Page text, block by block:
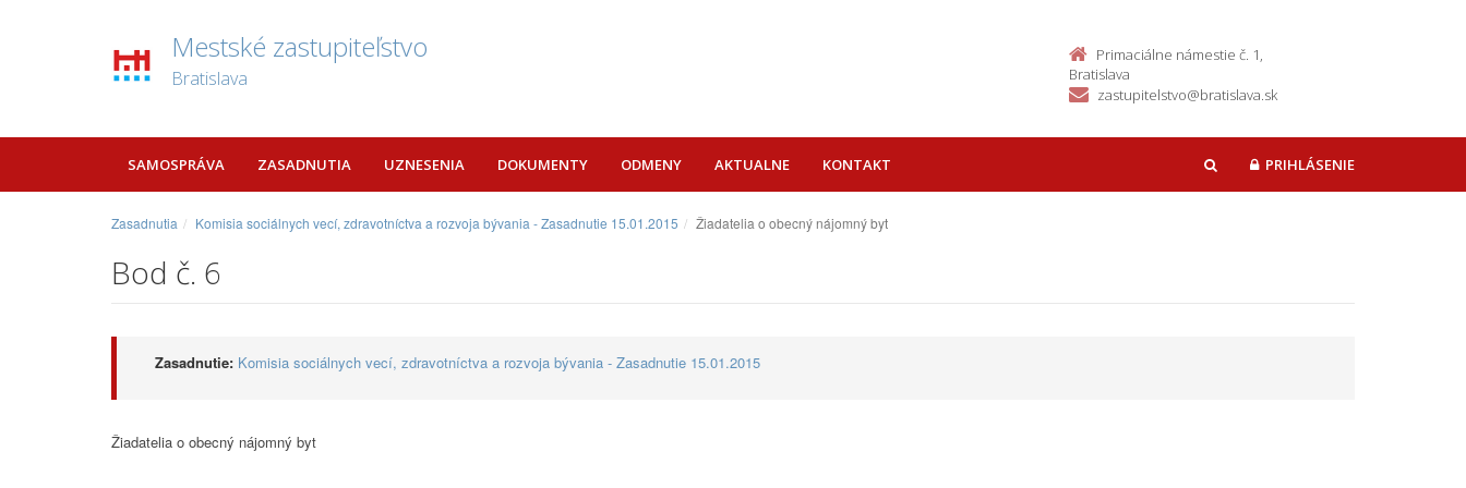
Mestské zastupiteľstvo
Bratislava
Primaciálne námestie č. 1,
Bratislava
zastupitelstvo@bratislava.sk
SAMOSPRÁVA ZASADNUTIA UZNESENIA DOKUMENTY ODMENY AKTUALNE KONTAKT HĽADAŤPRIHLÁSENIE
Zasadnutia Komisia sociálnych vecí, zdravotníctva a rozvoja bývania - Zasadnutie 15.01.2015 Žiadatelia o obecný nájomný byt
Bod č. 6
Zasadnutie: Komisia sociálnych vecí, zdravotníctva a rozvoja bývania - Zasadnutie 15.01.2015
Žiadatelia o obecný nájomný byt